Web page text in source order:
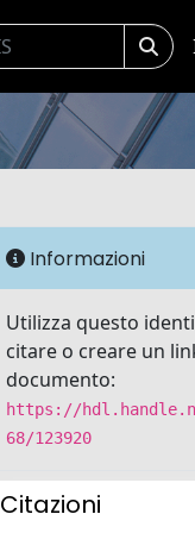
Informazioni
Utilizza questo
citare o creare un
documento:
https://
68/123920
Citazioni